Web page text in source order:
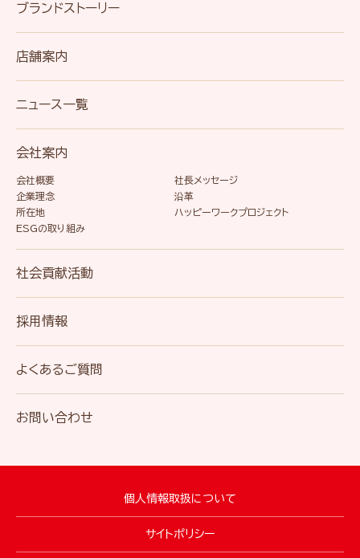
ブランドストーリー
店舗案内
ニュース一覧
会社案内
会社概要
社長メッセージ
企業理念
沿革
所在地
ハッピーワークプロジェクト
ESGの取り組み
社会貢献活動
採用情報
よくあるご質問
お問い合わせ
個人情報取扱について
サイトポリシー